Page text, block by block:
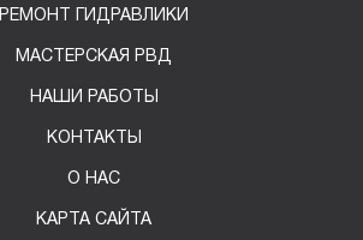
РЕМОНТ ГИДРАВЛИКИ
МАСТЕРСКАЯ РВД
НАШИ РАБОТЫ
КОНТАКТЫ
О НАС
КАРТА САЙТА